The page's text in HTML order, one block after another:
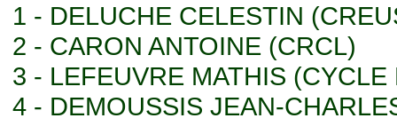
1 - DELUCHE CELESTIN
2 - CARON ANTOINE (CRCL)
3 - LEFEUVRE MATHIS (CYCLE
4 - DEMOUSSIS JEAN-